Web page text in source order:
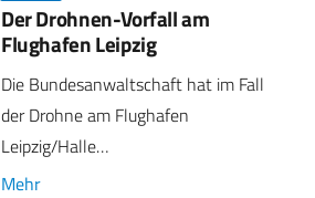
Der Drohnen-Vorfall am
Flughafen Leipzig
Die Bundesanwaltschaft hat im Fall
der Drohne am Flughafen
Leipzig/Halle…
Mehr